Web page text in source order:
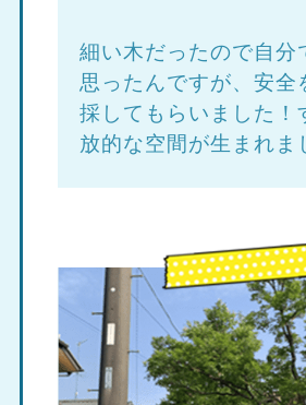
細い木だったので自分
思ったんですが、安全
採してもらいました！
放的な空間が生まれま